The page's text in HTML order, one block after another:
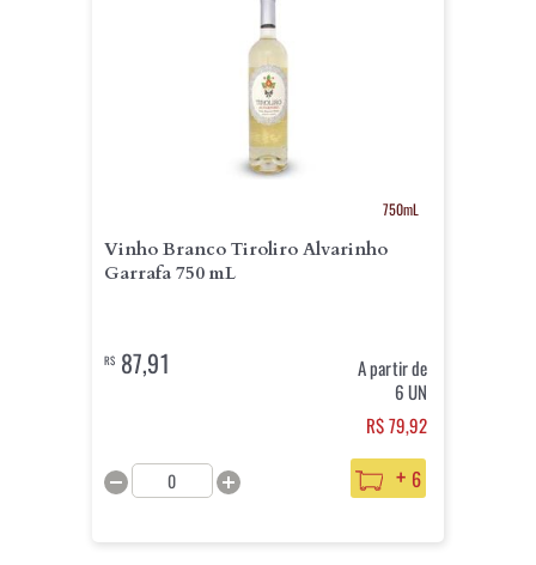
750mL
Vinho Branco Tiroliro Alvarinho
Garrafa 750 mL
R$87,91
A partir de
6 UN
R$ 79,92
+ 6